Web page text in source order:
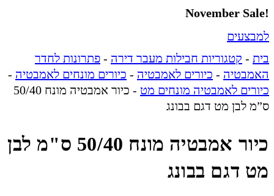
!November Sale
למבצעים
בית - קטגוריות חבילות מעבר דירה - פתרונות לחדר
האמבטיה - כיורים לאמבטיה - כיורים מונחים לאמבטיה -
כיורים לאמבטיה מונחים מט -
כיור אמבטיה מונח 50/40
ס”מ לבן מט דגם בבונג
כיור אמבטיה מונח 50/40 ס"מ לבן
מט דגם בבונג